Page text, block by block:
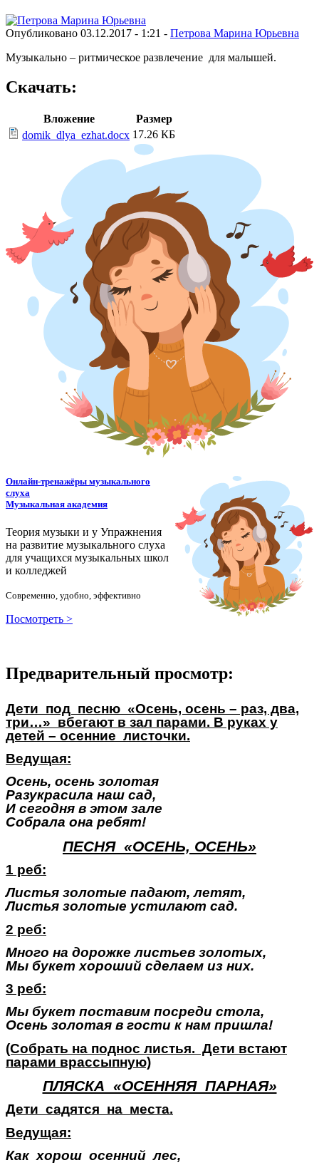
Опубликовано 03.12.2017 - 1:21 - Петрова Марина Юрьевна
Музыкально – ритмическое развлечение для малышей.
Скачать:
Вложение
Размер
domik_dlya_ezhat.docx 17.26 КБ
Онлайн-тренажёры музыкального
слуха
Музыкальная академия
Теория музыки и у Упражнения
на развитие музыкального слуха
для учащихся музыкальных школ
и колледжей
Современно, удобно, эффективно
Посмотреть >
Предварительный просмотр:
Дети под песню «Осень, осень – раз, два,
три…» вбегают в зал парами. В руках у
детей – осенние листочки.
Ведущая:
Осень, осень золотая
Разукрасила наш сад,
И сегодня в этом зале
Собрала она ребят!
ПЕСНЯ «ОСЕНЬ, ОСЕНЬ»
1 реб:
Листья золотые падают, летят,
Листья золотые устилают сад.
2 реб:
Много на дорожке листьев золотых,
Мы букет хороший сделаем из них.
3 реб:
Мы букет поставим посреди стола,
Осень золотая в гости к нам пришла!
(Собрать на поднос листья. Дети встают
парами врассыпную)
ПЛЯСКА «ОСЕННЯЯ ПАРНАЯ»
Дети садятся на места.
Ведущая:
Как хорош осенний лес,